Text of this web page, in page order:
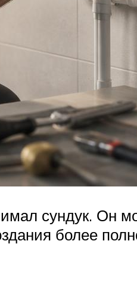
сундук. Он
более